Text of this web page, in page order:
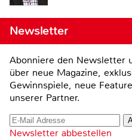
Newsletter
Abonniere den Newsletter
über neue Magazine,
Gewinnspiele, neue
unserer Partner.
Newsletter abbestellen